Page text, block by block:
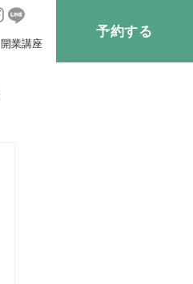
開業講座
予約する